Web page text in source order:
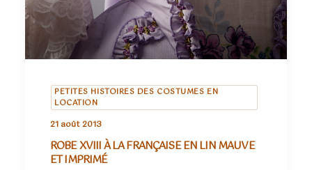
PETITES HISTOIRES DES COSTUMES EN
LOCATION
21 août 2013
ROBE XVIII À LA FRANÇAISE EN LIN MAUVE
ET IMPRIMÉ